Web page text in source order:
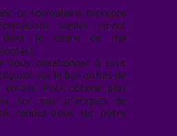
ce formulaire, j’accepte
saisies soient
dans le cadre de ma
vous désabonner à tout
sur le lien en bas de
emails. Pour obtenir plus
sur nos pratiques de
rendez-vous sur notre